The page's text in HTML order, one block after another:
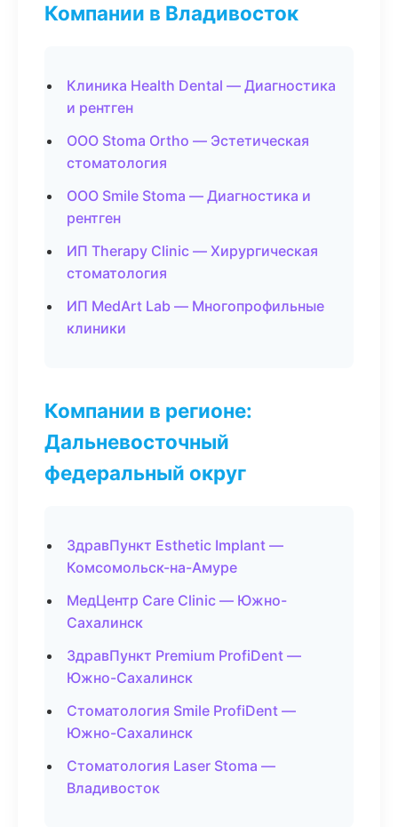
Компании в Владивосток
Клиника Health Dental — Диагностика
и рентген
ООО Stoma Ortho — Эстетическая
стоматология
ООО Smile Stoma — Диагностика и
рентген
ИП Therapy Clinic — Хирургическая
стоматология
ИП MedArt Lab — Многопрофильные
клиники
Компании в регионе:
Дальневосточный
федеральный округ
ЗдравПункт Esthetic Implant —
Комсомольск-на-Амуре
МедЦентр Care Clinic — Южно-
Сахалинск
ЗдравПункт Premium ProfiDent —
Южно-Сахалинск
Стоматология Smile ProfiDent —
Южно-Сахалинск
Стоматология Laser Stoma —
Владивосток